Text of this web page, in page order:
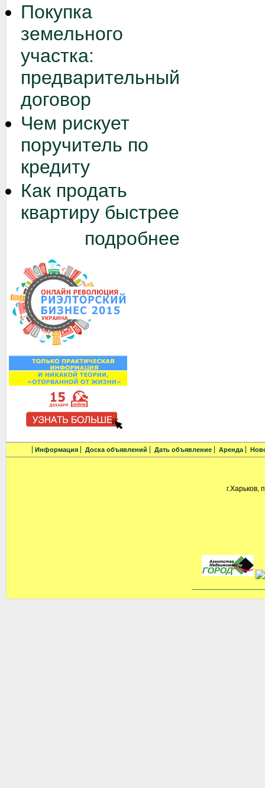
Покупка
земельного
участка:
предварительный
договор
Чем рискует
поручитель по
кредиту
Как продать
квартиру быстрее
подробнее
Информация Доска объявлений Дать объявление Аренда
г.Харьков,